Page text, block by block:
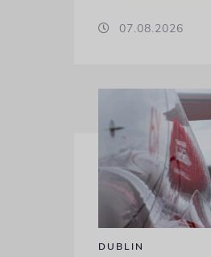
07.08.2026
DUBLIN